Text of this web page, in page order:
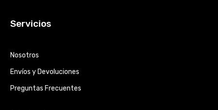
Servicios
Nosotros
Envíos y Devoluciones
Preguntas Frecuentes